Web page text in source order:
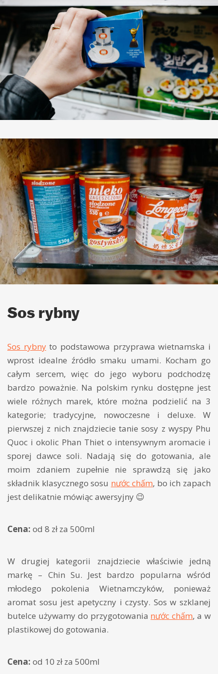
Sos rybny
Sos rybnyto podstawowa przyprawa wietnamska i
wprost idealne źródło smaku umami. Kocham go
całym sercem, więc do jego wyboru podchodzę
bardzo poważnie. Na polskim rynku dostępne jest
wiele różnych marek, które można podzielić na 3
kategorie; tradycyjne, nowoczesne i deluxe. W
pierwszej z nich znajdziecie tanie sosy z wyspy Phu
Quoc i okolic Phan Thiet o intensywnym aromacie i
sporej dawce soli. Nadają się do gotowania, ale
moim zdaniem zupełnie nie sprawdzą się jako
składnik klasycznego sosu nước chấm, bo ich zapach
jest delikatnie mówiąc awersyjny 😉
Cena: od 8 zł za 500ml
W drugiej kategorii znajdziecie właściwie jedną
markę – Chin Su. Jest bardzo popularna wśród
młodego pokolenia Wietnamczyków, ponieważ
aromat sosu jest apetyczny i czysty. Sos w szklanej
butelce używamy do przygotowania nước chấm, a w
plastikowej do gotowania.
Cena: od 10 zł za 500ml